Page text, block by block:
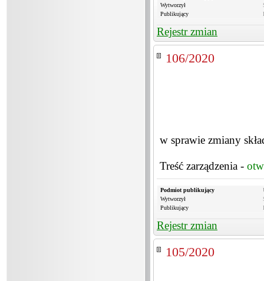
Wytworzył
Publikujący
Rejestr zmian
106/2020
w sprawie zmiany
Treść zarządzenia -
Podmiot publikujący
Wytworzył
Publikujący
Rejestr zmian
105/2020